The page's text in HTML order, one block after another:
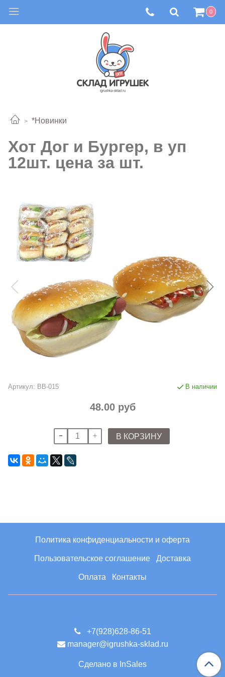
0
*Новинки
Хот Дог и Бургер, в уп
12шт. цена за шт.
Артикул: BB-015 В наличии
48.00 руб
В КОРЗИНУ
Политика конфиденциальности и оферта
Пользовательское соглашение Доставка
Оплата Контакты
+7(928)628-86-51
manager@igrushka-sklad.ru
Сделано в InSales